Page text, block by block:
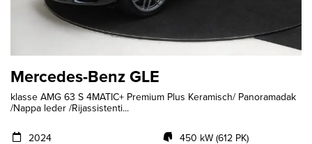
Mercedes-Benz GLE
klasse AMG 63 S 4MATIC+ Premium Plus Keramisch/ Panoramadak
/Nappa leder /Rijassistenti...
2024
450 kW (612 PK)